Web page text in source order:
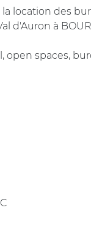
la location des
d'Auron à
spaces,